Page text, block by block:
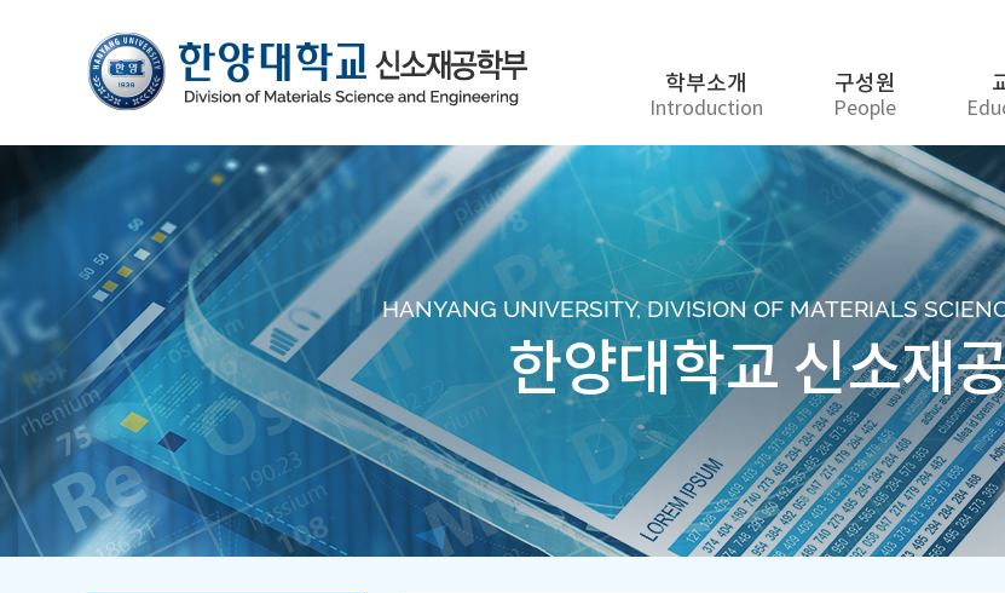
학부소개
Introduction
구성원
People
HANYANG UNIVERSITY, DIVISION OF MATERIALS
한양대학교 신소재